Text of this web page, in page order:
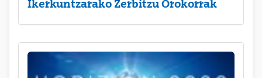
Ikerkuntzarako Zerbitzu Orokorrak